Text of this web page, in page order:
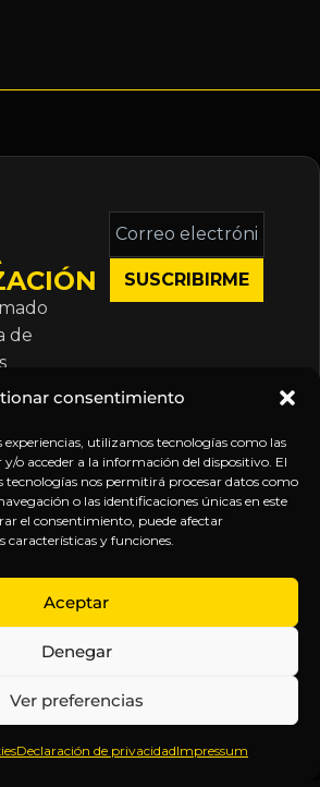
consentimiento
experiencias, utilizamos tecnologías como las
o acceder a la información del dispositivo. El
tecnologías nos permitirá procesar datos como
o las identificaciones únicas en este
el consentimiento, puede afectar
características y funciones.
Aceptar
Denegar
Ver preferencias
Declaración de privacidadImpressum
de
Correo
electrónico
*
Sobre
Contenido
LEGAL
Política
de
Términos y
Aviso
SÍGUENOS